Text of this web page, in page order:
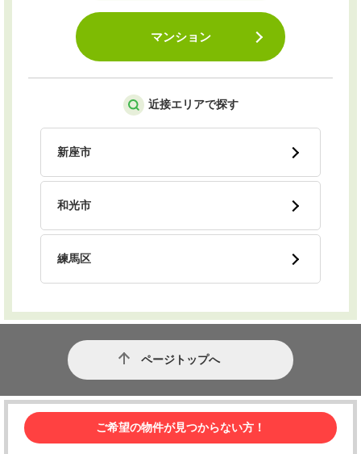
マンション
近接エリアで探す
新座市
和光市
練馬区
ページトップへ
ご希望の物件が見つからない方！